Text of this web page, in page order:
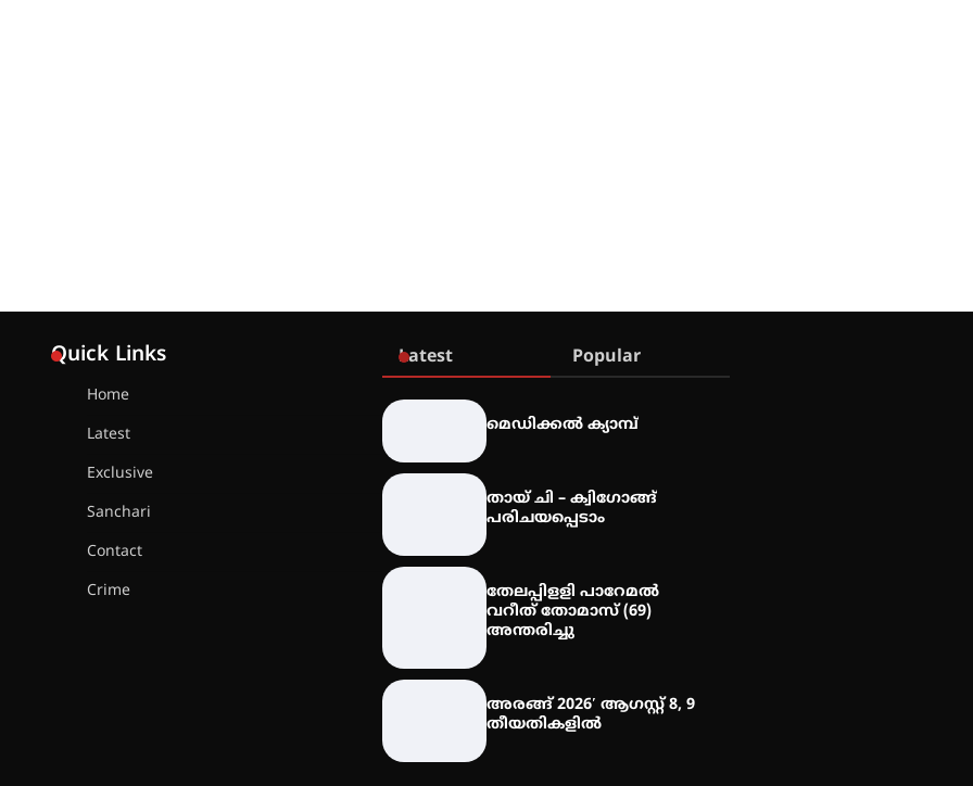
Quick Links
Home
Latest
Exclusive
Sanchari
Contact
Crime
Latest Popular
മെഡിക്കൽ ക്യാമ്പ്
തായ് ചി – ക്വിഗോങ്ങ്
പരിചയപ്പെടാം
തേലപ്പിളളി പാറേമൽ
വറീത് തോമാസ് (69)
അന്തരിച്ചു
അരങ്ങ് 2026′ ആഗസ്റ്റ് 8, 9
തീയതികളിൽ